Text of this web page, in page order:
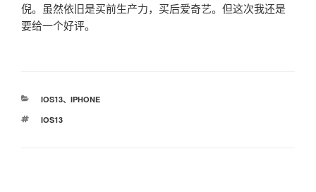
倪。虽然依旧是买前生产力，买后爱奇艺。但这次我还是
要给一个好评。
分
IOS13、 IPHONE
标
IOS13